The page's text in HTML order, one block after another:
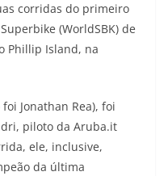
n
k
corridas do primeiro
(WorldSBK) de
Phillip Island, na
Jonathan Rea), foi
piloto da Aruba.it
ele, inclusive,
da última